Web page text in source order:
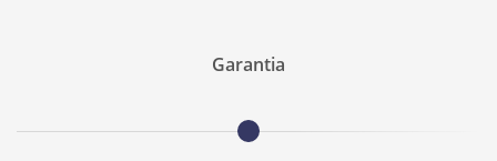
Garantia